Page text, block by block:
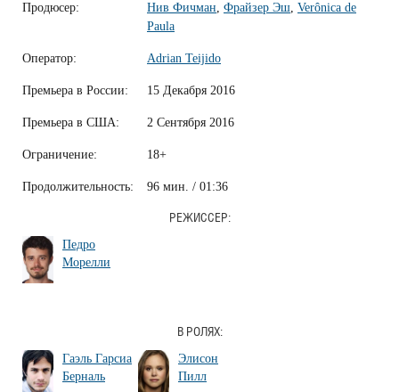
Продюсер:
Нив Фичман, Фрайзер Эш, Verônica de
Paula
Оператор: Adrian Teijido
Премьера в России: 15 Декабря 2016
Премьера в США: 2 Сентября 2016
Ограничение: 18+
Продолжительность: 96 мин. / 01:36
РЕЖИССЕР:
Педро
Морелли
В РОЛЯХ:
Гаэль Гарсиа
Берналь
Элисон
Пилл